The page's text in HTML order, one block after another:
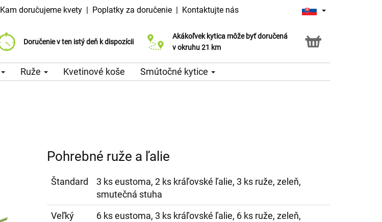
Kam doručujeme kvety | Poplatky za doručenie | Kontaktujte nás
Doručenie v ten istý deň k dispozícii
Poplatok za doručenie od 99 CZK
Vyberte si dátum doručenia
Akákoľvek kytica môže byť doručená
v okruhu 21 km
Služba Click & Collect
Ruže Kvetinové koše Smútočné kytice
Pohrebné ruže a ľalie
Štandard
3 ks eustoma, 2 ks kráľovské ľalie, 3 ks ruže, zeleň,
smutečná stuha
Veľký
6 ks eustoma, 3 ks kráľovské ľalie, 6 ks ruže, zeleň,